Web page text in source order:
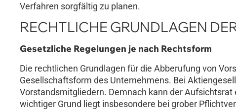
Verfahren sorgfältig zu planen.
RECHTLICHE GRUNDLAGEN
Gesetzliche Regelungen je nach Rechtsform
Die rechtlichen Grundlagen für die Abberufung von
Gesellschaftsform des Unternehmens. Bei
Vorstandsmitgliedern. Demnach kann der
wichtiger Grund liegt insbesondere bei grober